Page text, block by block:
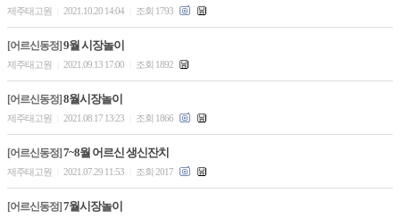
제주태고원 2021.10.20 14:04 조회 1793
[어르신동정] 9월 시장놀이
제주태고원 2021.09.13 17:00 조회 1892
[어르신동정] 8월시장놀이
제주태고원 2021.08.17 13:23 조회 1866
[어르신동정] 7~8월 어르신 생신잔치
제주태고원 2021.07.29 11:53 조회 2017
[어르신동정] 7월시장놀이